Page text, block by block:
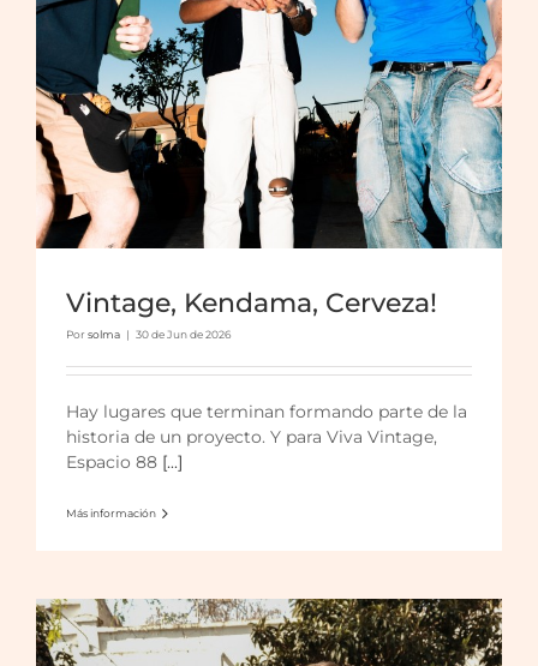
Vintage, Kendama, Cerveza!
Porsolma | 30 de Jun de 2026
Hay lugares que terminan formando parte de la
historia de un proyecto. Y para Viva Vintage,
Espacio 88 [...]
Más información
Viva, Viva! Viva Vintage!